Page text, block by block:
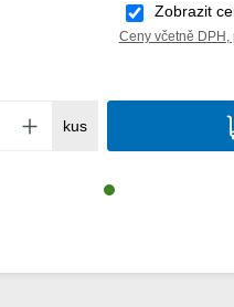
Zobrazit
Ceny včetně
Množství
kus